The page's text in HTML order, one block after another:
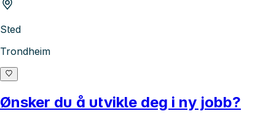
Sted
Trondheim
Ønsker du å utvikle deg i ny jobb?